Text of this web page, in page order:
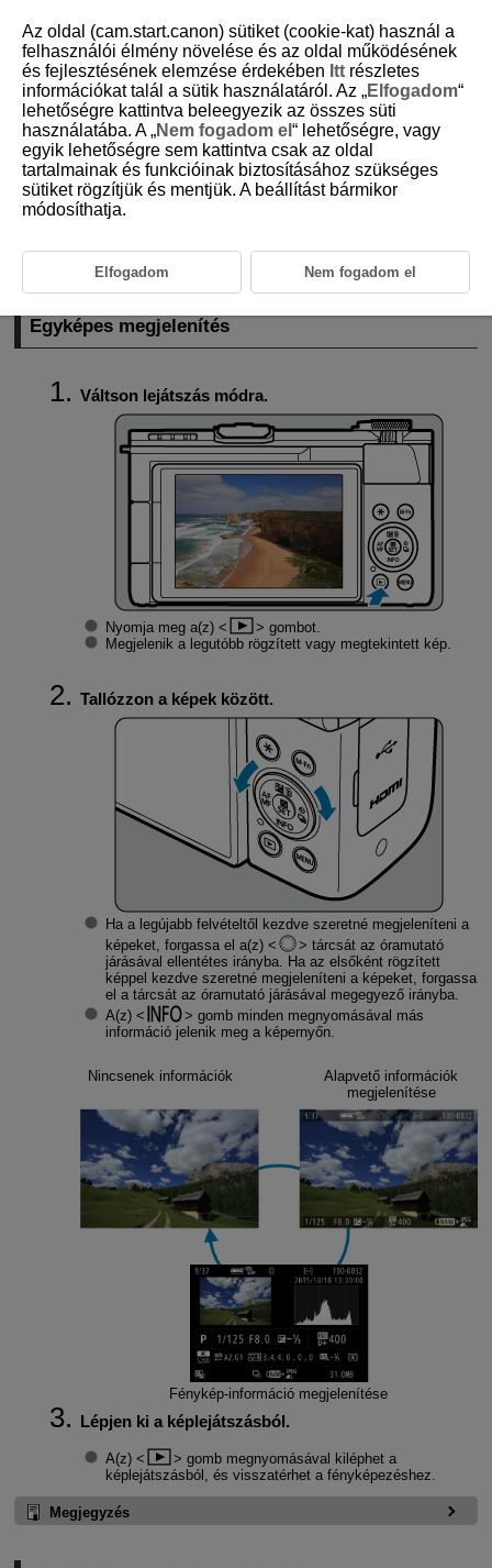
D292-110
Képlejátszás
Egyképes megjelenítés
Érintésvezérelt lejátszás
Egyképes megjelenítés
Váltson lejátszás módra.
Nyomja meg a(z)
gombot.
Megjelenik a legutóbb rögzített vagy megtekintett kép.
Tallózzon a képek között.
Ha a legújabb felvételtől kezdve szeretné megjeleníteni a
képeket, forgassa el a(z)
tárcsát az óramutató
járásával ellentétes irányba. Ha az elsőként rögzített
képpel kezdve szeretné megjeleníteni a képeket, forgassa
el a tárcsát az óramutató járásával megegyező irányba.
A(z)
gomb minden megnyomásával más
információ jelenik meg a képernyőn.
Nincsenek információk
Alapvető információk
megjelenítése
Fénykép-információ megjelenítése
Lépjen ki a képlejátszásból.
A(z)
gomb megnyomásával kiléphet a
képlejátszásból, és visszatérhet a fényképezéshez.
Megjegyzés
Az oldal (cam.start.canon) sütiket (cookie-kat) használ a
felhasználói élmény növelése és az oldal működésének
és fejlesztésének elemzése érdekében Itt részletes
információkat talál a sütik használatáról. Az „Elfogadom“
lehetőségre kattintva beleegyezik az összes süti
használatába. A „Nem fogadom el “ lehetőségre, vagy
egyik lehetőségre sem kattintva csak az oldal
tartalmainak és funkcióinak biztosításához szükséges
sütiket rögzítjük és mentjük. A beállítást bármikor
módosíthatja.
Elfogadom Nem fogadom el